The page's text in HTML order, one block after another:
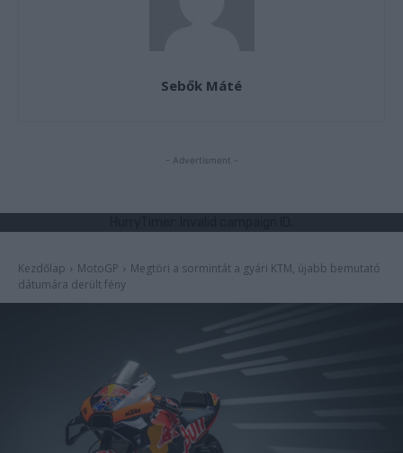
Sebők Máté
- Advertisment -